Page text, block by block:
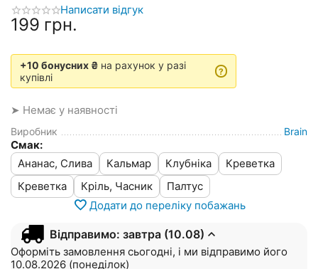
Написати відгук
‍199‍ грн.
+10 бонусних ₴ на рахунок у разі
купівлі
?
➤ Немає у наявності
Виробник Brain
Смак:
Ананас, Слива
Кальмар Клубніка
Креветка
Креветка
Кріль, Часник
Палтус
Додати до переліку побажань
Відправимо: завтра (10.08)
Оформіть замовлення сьогодні, і ми відправимо його
10.08.2026 (понеділок)